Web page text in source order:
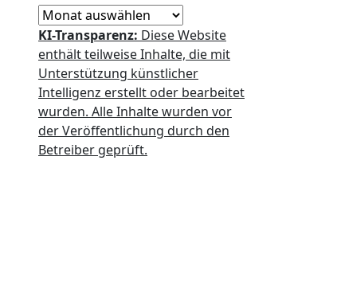
KI-Transparenz: Diese Website
enthält teilweise Inhalte, die mit
Unterstützung künstlicher
Intelligenz erstellt oder bearbeitet
wurden. Alle Inhalte wurden vor
der Veröffentlichung durch den
Betreiber geprüft.